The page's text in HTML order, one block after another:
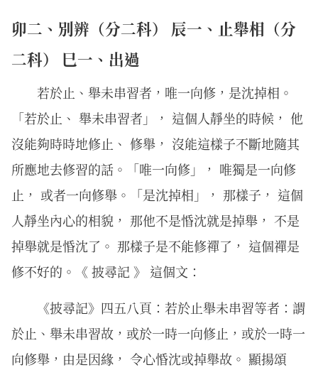
卯二、別辨（分二科） 辰一、止舉相（分
二科） 巳一、出過
若於止、舉未串習者，唯一向修，是沈掉相。
「若於止、 舉未串習者」， 這個人靜坐的時候， 他
沒能夠時時地修止、 修舉， 沒能這樣子不斷地隨其
所應地去修習的話。「唯一向修」， 唯獨是一向修
止， 或者一向修舉。「是沈掉相」， 那樣子， 這個
人靜坐內心的相貌， 那他不是惛沈就是掉舉， 不是
掉舉就是惛沈了。 那樣子是不能修禪了， 這個禪是
修不好的。《 披尋記 》 這個文：
《披尋記》四五八頁：若於止舉未串習等者：謂
於止、舉未串習故，或於一時一向修止，或於一時一
向修舉，由是因緣， 令心惛沈或掉舉故。 顯揚頌